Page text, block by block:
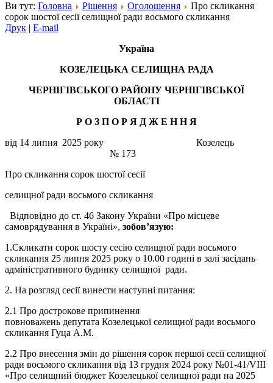
Ви тут: Головна Рішення Оголошення
Про скликання
сорок шостої сесії селищної ради восьмого скликання
Друк | E-mail
Україна
КОЗЕЛЕЦЬКА СЕЛИЩНА РАДА
ЧЕРНІГІВСЬКОГО РАЙОНУ ЧЕРНІГІВСЬКОЇ
ОБЛАСТІ
Р О З П О Р Я Д Ж Е ННЯ
від 14 липня 2025 року Козелець
№ 173
Про скликання сорок шостої сесії
селищної ради восьмого скликання
Відповідно до ст. 46 Закону України «Про місцеве
самоврядування в Україні», зобов’язую:
1.Скликати сорок шосту сесію селищної ради восьмого
скликання 25 липня 2025 року о 10.00 годині в залі засідань
адміністративного будинку селищної ради.
2. На розгляд сесії винести наступні питання:
2.1 Про дострокове припинення
повноважень депутата Козелецької селищної ради восьмого
скликання Гуца А.М.
2.2 Про внесення змін до рішення сорок першої сесії селищної
ради восьмого скликання від 13 грудня 2024 року №01-41/VIII
«Про селищний бюджет Козелецької селищної ради на 2025